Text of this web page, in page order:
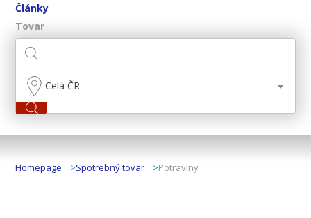
Články
Tovar
Celá ČR
Homepage Spotrebný tovar Potraviny